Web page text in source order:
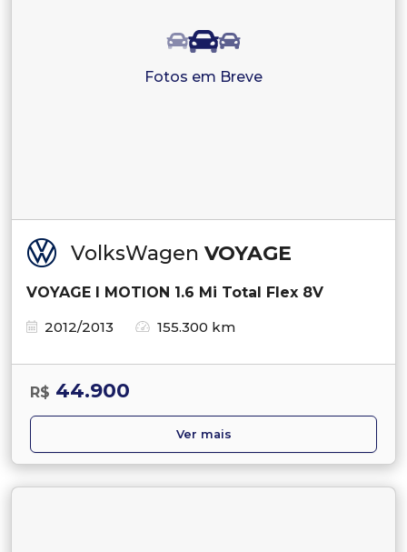
Fotos em Breve
VolksWagen VOYAGE
VOYAGE I MOTION 1.6 Mi Total Flex 8V
2012/2013
155.300 km
R$ 44.900
Ver mais